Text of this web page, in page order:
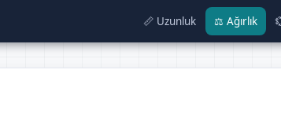
📏 Uzunluk ⚖️ Ağırlık